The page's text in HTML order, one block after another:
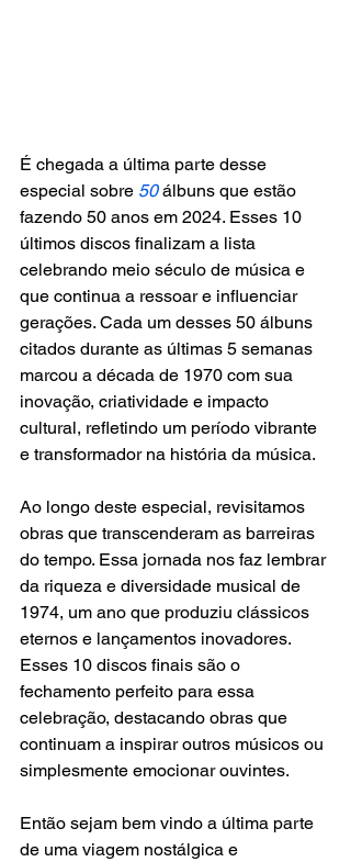
É chegada a última parte desse
especial sobre 50 álbuns que estão
fazendo 50 anos em 2024. Esses 10
últimos discos finalizam a lista
celebrando meio século de música e
que continua a ressoar e influenciar
gerações. Cada um desses 50 álbuns
citados durante as últimas 5 semanas
marcou a década de 1970 com sua
inovação, criatividade e impacto
cultural, refletindo um período vibrante
e transformador na história da música.
Ao longo deste especial, revisitamos
obras que transcenderam as barreiras
do tempo. Essa jornada nos faz lembrar
da riqueza e diversidade musical de
1974, um ano que produziu clássicos
eternos e lançamentos inovadores.
Esses 10 discos finais são o
fechamento perfeito para essa
celebração, destacando obras que
continuam a inspirar outros músicos ou
simplesmente emocionar ouvintes.
Então sejam bem vindo a última parte
de uma viagem nostálgica e